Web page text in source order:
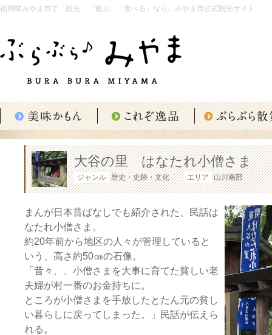
福岡県みやま市で「観光」「遊ぶ」「食べる」なら、みやま市公式観光サイト
大谷の里 はなたれ小僧さま
ジャンル 歴史・史跡・文化 エリア 山川南部
まんが日本昔ばなしでも紹介された、民話は
なたれ小僧さま。
約20年前から地区の人々が管理していると
いう、高さ約50㎝の石像。
「昔々、、小僧さまを大事に育てた貧しい老
夫婦が村一番のお金持ちに。
ところが小僧さまを手放したとたん元の貧し
い暮らしに戻ってしまった。」民話が伝えら
れる。